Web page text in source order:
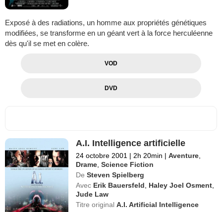
Exposé à des radiations, un homme aux propriétés génétiques
modifiées, se transforme en un géant vert à la force herculéenne
dès qu'il se met en colère.
VOD
DVD
A.I. Intelligence artificielle
24 octobre 2001 | 2h 20min | Aventure
Drame ,Science Fiction
De Steven Spielberg
Avec Erik Bauersfeld Haley Joel Osment
Jude Law
Titre originalA.I. Artificial Intelligence